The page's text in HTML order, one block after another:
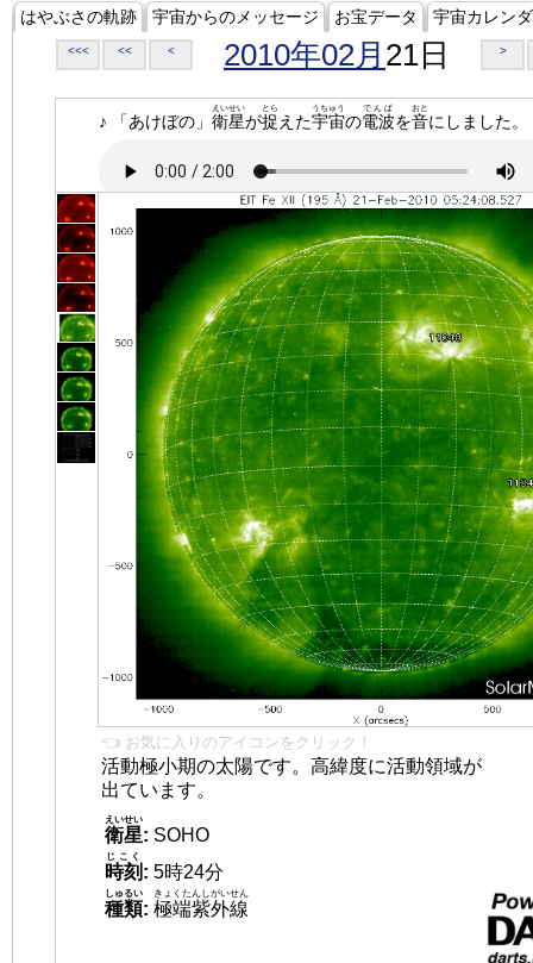
はやぶさの軌跡 宇宙からのメッセージ お宝データ 宇宙カレン
<<< << < 2010年02月 21日 >
♪ 「あけぼの」 衛星
えいせい
が捉
とら
えた宇宙
うちゅう
の電波
でんぱ
を音
おと
にしました。
👈 お気に入りのアイコンをクリック！
活動極小期の太陽です。高緯度に活動領域が
出ています。
衛星
えいせい
: SOHO
時刻
じこく
: 5時24分
種類
しゅるい
: 極端紫外線
きょくたんしがいせん